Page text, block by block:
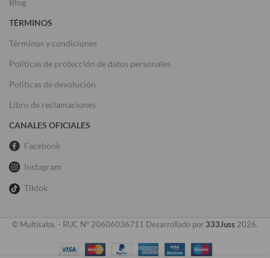
Blog
TÉRMINOS
Términos y condiciones
Políticas de protección de datos personales
Políticas de devolución
Libro de reclamaciones
CANALES OFICIALES
Facebook
Instagram
Tiktok
© Multisaba. - RUC N° 20606036711 Desarrollado por 333Juss 2026.